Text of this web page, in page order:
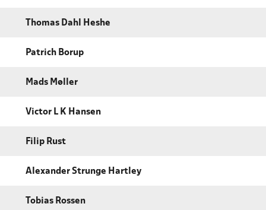
Thomas Dahl Heshe
Patrich Borup
Mads Møller
Victor L K Hansen
Filip Rust
Alexander Strunge Hartley
Tobias Rossen